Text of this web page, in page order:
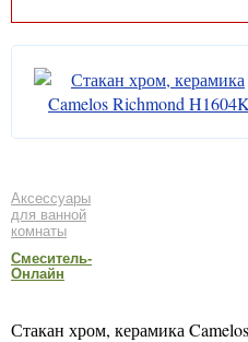
Аксессуары
для ванной
комнаты
Смеситель-
Онлайн
Стакан хром, керамика